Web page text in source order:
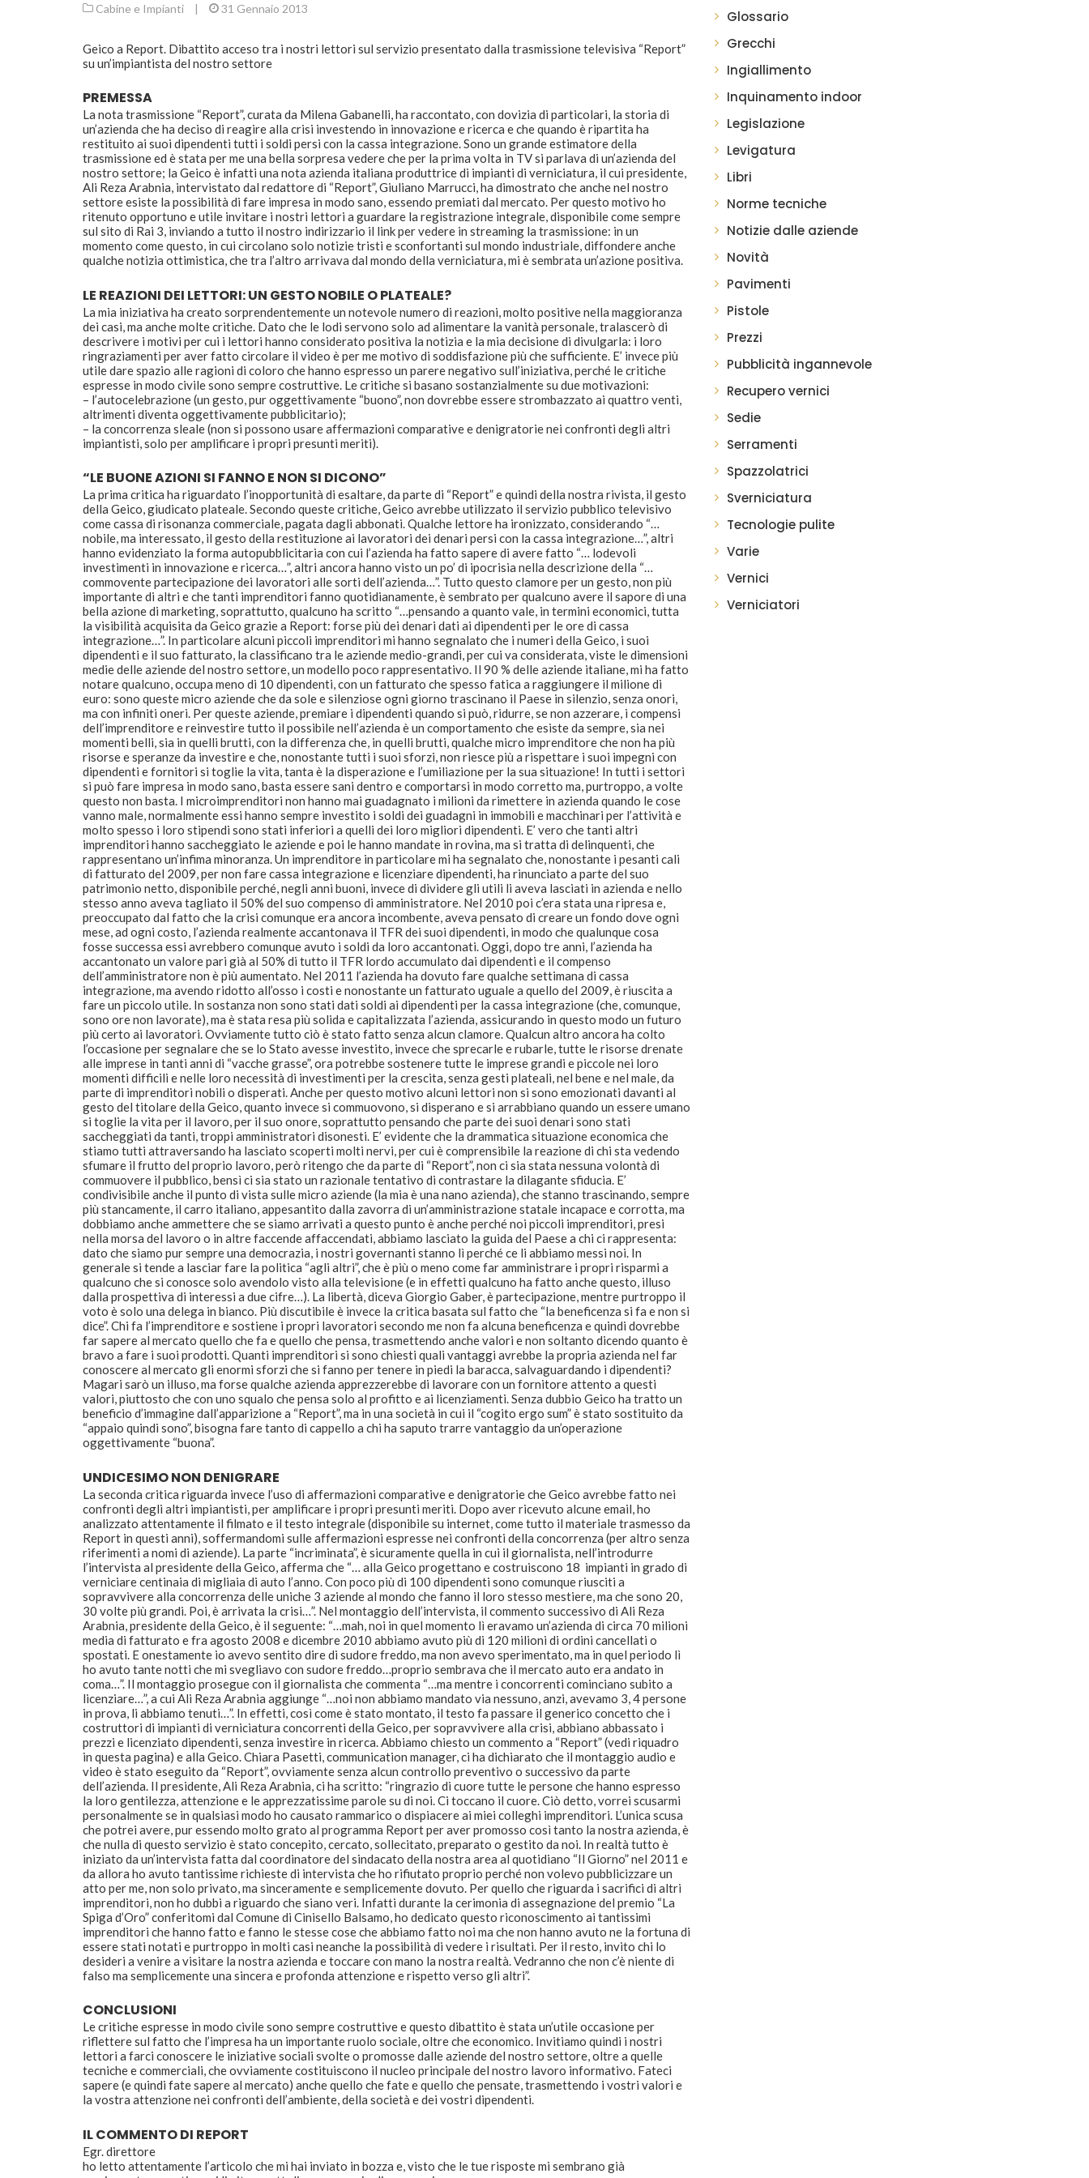
Cabine e Impianti | 31 Gennaio 2013
Geico a Report. Dibattito acceso tra i nostri lettori sul servizio presentato dalla trasmissione televisiva “Report”
su un’impiantista del nostro settore
PREMESSA
La nota trasmissione “Report”, curata da Milena Gabanelli, ha raccontato, con dovizia di particolari, la storia di
un’azienda che ha deciso di reagire alla crisi investendo in innovazione e ricerca e che quando è ripartita ha
restituito ai suoi dipendenti tutti i soldi persi con la cassa integrazione. Sono un grande estimatore della
trasmissione ed è stata per me una bella sorpresa vedere che per la prima volta in TV si parlava di un’azienda del
nostro settore; la Geico è infatti una nota azienda italiana produttrice di impianti di verniciatura, il cui presidente,
Ali Reza Arabnia, intervistato dal redattore di “Report”, Giuliano Marrucci, ha dimostrato che anche nel nostro
settore esiste la possibilità di fare impresa in modo sano, essendo premiati dal mercato. Per questo motivo ho
ritenuto opportuno e utile invitare i nostri lettori a guardare la registrazione integrale, disponibile come sempre
sul sito di Rai 3, inviando a tutto il nostro indirizzario il link per vedere in streaming la trasmissione: in un
momento come questo, in cui circolano solo notizie tristi e sconfortanti sul mondo industriale, diffondere anche
qualche notizia ottimistica, che tra l’altro arrivava dal mondo della verniciatura, mi è sembrata un’azione positiva.
LE REAZIONI DEI LETTORI: UN GESTO NOBILE O PLATEALE?
La mia iniziativa ha creato sorprendentemente un notevole numero di reazioni, molto positive nella maggioranza
dei casi, ma anche molte critiche. Dato che le lodi servono solo ad alimentare la vanità personale, tralascerò di
descrivere i motivi per cui i lettori hanno considerato positiva la notizia e la mia decisione di divulgarla: i loro
ringraziamenti per aver fatto circolare il video è per me motivo di soddisfazione più che sufficiente. E’ invece più
utile dare spazio alle ragioni di coloro che hanno espresso un parere negativo sull’iniziativa, perché le critiche
espresse in modo civile sono sempre costruttive. Le critiche si basano sostanzialmente su due motivazioni:
– l’autocelebrazione (un gesto, pur oggettivamente “buono”, non dovrebbe essere strombazzato ai quattro venti,
altrimenti diventa oggettivamente pubblicitario);
– la concorrenza sleale (non si possono usare affermazioni comparative e denigratorie nei confronti degli altri
impiantisti, solo per amplificare i propri presunti meriti).
“LE BUONE AZIONI SI FANNO E NON SI DICONO”
La prima critica ha riguardato l’inopportunità di esaltare, da parte di “Report” e quindi della nostra rivista, il gesto
della Geico, giudicato plateale. Secondo queste critiche, Geico avrebbe utilizzato il servizio pubblico televisivo
come cassa di risonanza commerciale, pagata dagli abbonati. Qualche lettore ha ironizzato, considerando “…
nobile, ma interessato, il gesto della restituzione ai lavoratori dei denari persi con la cassa integrazione…”, altri
hanno evidenziato la forma autopubblicitaria con cui l’azienda ha fatto sapere di avere fatto “… lodevoli
investimenti in innovazione e ricerca…”, altri ancora hanno visto un po’ di ipocrisia nella descrizione della “…
commovente partecipazione dei lavoratori alle sorti dell’azienda…”. Tutto questo clamore per un gesto, non più
importante di altri e che tanti imprenditori fanno quotidianamente, è sembrato per qualcuno avere il sapore di una
bella azione di marketing, soprattutto, qualcuno ha scritto “…pensando a quanto vale, in termini economici, tutta
la visibilità acquisita da Geico grazie a Report: forse più dei denari dati ai dipendenti per le ore di cassa
integrazione…”. In particolare alcuni piccoli imprenditori mi hanno segnalato che i numeri della Geico, i suoi
dipendenti e il suo fatturato, la classificano tra le aziende medio-grandi, per cui va considerata, viste le dimensioni
medie delle aziende del nostro settore, un modello poco rappresentativo. Il 90 % delle aziende italiane, mi ha fatto
notare qualcuno, occupa meno di 10 dipendenti, con un fatturato che spesso fatica a raggiungere il milione di
euro: sono queste micro aziende che da sole e silenziose ogni giorno trascinano il Paese in silenzio, senza onori,
ma con infiniti oneri. Per queste aziende, premiare i dipendenti quando si può, ridurre, se non azzerare, i compensi
dell’imprenditore e reinvestire tutto il possibile nell’azienda è un comportamento che esiste da sempre, sia nei
momenti belli, sia in quelli brutti, con la differenza che, in quelli brutti, qualche micro imprenditore che non ha più
risorse e speranze da investire e che, nonostante tutti i suoi sforzi, non riesce più a rispettare i suoi impegni con
dipendenti e fornitori si toglie la vita, tanta è la disperazione e l’umiliazione per la sua situazione! In tutti i settori
si può fare impresa in modo sano, basta essere sani dentro e comportarsi in modo corretto ma, purtroppo, a volte
questo non basta. I microimprenditori non hanno mai guadagnato i milioni da rimettere in azienda quando le cose
vanno male, normalmente essi hanno sempre investito i soldi dei guadagni in immobili e macchinari per l’attività e
molto spesso i loro stipendi sono stati inferiori a quelli dei loro migliori dipendenti. E’ vero che tanti altri
imprenditori hanno saccheggiato le aziende e poi le hanno mandate in rovina, ma si tratta di delinquenti, che
rappresentano un’infima minoranza. Un imprenditore in particolare mi ha segnalato che, nonostante i pesanti cali
di fatturato del 2009, per non fare cassa integrazione e licenziare dipendenti, ha rinunciato a parte del suo
patrimonio netto, disponibile perché, negli anni buoni, invece di dividere gli utili li aveva lasciati in azienda e nello
stesso anno aveva tagliato il 50% del suo compenso di amministratore. Nel 2010 poi c’era stata una ripresa e,
preoccupato dal fatto che la crisi comunque era ancora incombente, aveva pensato di creare un fondo dove ogni
mese, ad ogni costo, l’azienda realmente accantonava il TFR dei suoi dipendenti, in modo che qualunque cosa
fosse successa essi avrebbero comunque avuto i soldi da loro accantonati. Oggi, dopo tre anni, l’azienda ha
accantonato un valore pari già al 50% di tutto il TFR lordo accumulato dai dipendenti e il compenso
dell’amministratore non è più aumentato. Nel 2011 l’azienda ha dovuto fare qualche settimana di cassa
integrazione, ma avendo ridotto all’osso i costi e nonostante un fatturato uguale a quello del 2009, è riuscita a
fare un piccolo utile. In sostanza non sono stati dati soldi ai dipendenti per la cassa integrazione (che, comunque,
sono ore non lavorate), ma è stata resa più solida e capitalizzata l’azienda, assicurando in questo modo un futuro
più certo ai lavoratori. Ovviamente tutto ciò è stato fatto senza alcun clamore. Qualcun altro ancora ha colto
l’occasione per segnalare che se lo Stato avesse investito, invece che sprecarle e rubarle, tutte le risorse drenate
alle imprese in tanti anni di “vacche grasse”, ora potrebbe sostenere tutte le imprese grandi e piccole nei loro
momenti difficili e nelle loro necessità di investimenti per la crescita, senza gesti plateali, nel bene e nel male, da
parte di imprenditori nobili o disperati. Anche per questo motivo alcuni lettori non si sono emozionati davanti al
gesto del titolare della Geico, quanto invece si commuovono, si disperano e si arrabbiano quando un essere umano
si toglie la vita per il lavoro, per il suo onore, soprattutto pensando che parte dei suoi denari sono stati
saccheggiati da tanti, troppi amministratori disonesti. E’ evidente che la drammatica situazione economica che
stiamo tutti attraversando ha lasciato scoperti molti nervi, per cui è comprensibile la reazione di chi sta vedendo
sfumare il frutto del proprio lavoro, però ritengo che da parte di “Report”, non ci sia stata nessuna volontà di
commuovere il pubblico, bensì ci sia stato un razionale tentativo di contrastare la dilagante sfiducia. E’
condivisibile anche il punto di vista sulle micro aziende (la mia è una nano azienda), che stanno trascinando, sempre
più stancamente, il carro italiano, appesantito dalla zavorra di un’amministrazione statale incapace e corrotta, ma
dobbiamo anche ammettere che se siamo arrivati a questo punto è anche perché noi piccoli imprenditori, presi
nella morsa del lavoro o in altre faccende affaccendati, abbiamo lasciato la guida del Paese a chi ci rappresenta:
dato che siamo pur sempre una democrazia, i nostri governanti stanno lì perché ce li abbiamo messi noi. In
generale si tende a lasciar fare la politica “agli altri”, che è più o meno come far amministrare i propri risparmi a
qualcuno che si conosce solo avendolo visto alla televisione (e in effetti qualcuno ha fatto anche questo, illuso
dalla prospettiva di interessi a due cifre…). La libertà, diceva Giorgio Gaber, è partecipazione, mentre purtroppo il
voto è solo una delega in bianco. Più discutibile è invece la critica basata sul fatto che “la beneficenza si fa e non si
dice”. Chi fa l’imprenditore e sostiene i propri lavoratori secondo me non fa alcuna beneficenza e quindi dovrebbe
far sapere al mercato quello che fa e quello che pensa, trasmettendo anche valori e non soltanto dicendo quanto è
bravo a fare i suoi prodotti. Quanti imprenditori si sono chiesti quali vantaggi avrebbe la propria azienda nel far
conoscere al mercato gli enormi sforzi che si fanno per tenere in piedi la baracca, salvaguardando i dipendenti?
Magari sarò un illuso, ma forse qualche azienda apprezzerebbe di lavorare con un fornitore attento a questi
valori, piuttosto che con uno squalo che pensa solo al profitto e ai licenziamenti. Senza dubbio Geico ha tratto un
beneficio d’immagine dall’apparizione a “Report”, ma in una società in cui il “cogito ergo sum” è stato sostituito da
“appaio quindi sono”, bisogna fare tanto di cappello a chi ha saputo trarre vantaggio da un’operazione
oggettivamente “buona”.
UNDICESIMO NON DENIGRARE
La seconda critica riguarda invece l’uso di affermazioni comparative e denigratorie che Geico avrebbe fatto nei
confronti degli altri impiantisti, per amplificare i propri presunti meriti. Dopo aver ricevuto alcune email, ho
analizzato attentamente il filmato e il testo integrale (disponibile su internet, come tutto il materiale trasmesso da
Report in questi anni), soffermandomi sulle affermazioni espresse nei confronti della concorrenza (per altro senza
riferimenti a nomi di aziende). La parte “incriminata”, è sicuramente quella in cui il giornalista, nell’introdurre
l’intervista al presidente della Geico, afferma che “… alla Geico progettano e costruiscono 18 impianti in grado di
verniciare centinaia di migliaia di auto l’anno. Con poco più di 100 dipendenti sono comunque riusciti a
sopravvivere alla concorrenza delle uniche 3 aziende al mondo che fanno il loro stesso mestiere, ma che sono 20,
30 volte più grandi. Poi, è arrivata la crisi…”. Nel montaggio dell’intervista, il commento successivo di Ali Reza
Arabnia, presidente della Geico, è il seguente: “…mah, noi in quel momento lì eravamo un’azienda di circa 70 milioni
media di fatturato e fra agosto 2008 e dicembre 2010 abbiamo avuto più di 120 milioni di ordini cancellati o
spostati. E onestamente io avevo sentito dire di sudore freddo, ma non avevo sperimentato, ma in quel periodo lì
ho avuto tante notti che mi svegliavo con sudore freddo…proprio sembrava che il mercato auto era andato in
coma…”. Il montaggio prosegue con il giornalista che commenta “…ma mentre i concorrenti cominciano subito a
licenziare…”, a cui Ali Reza Arabnia aggiunge “…noi non abbiamo mandato via nessuno, anzi, avevamo 3, 4 persone
in prova, li abbiamo tenuti…”. In effetti, così come è stato montato, il testo fa passare il generico concetto che i
costruttori di impianti di verniciatura concorrenti della Geico, per sopravvivere alla crisi, abbiano abbassato i
prezzi e licenziato dipendenti, senza investire in ricerca. Abbiamo chiesto un commento a “Report” (vedi riquadro
in questa pagina) e alla Geico. Chiara Pasetti, communication manager, ci ha dichiarato che il montaggio audio e
video è stato eseguito da “Report”, ovviamente senza alcun controllo preventivo o successivo da parte
dell’azienda. Il presidente, Ali Reza Arabnia, ci ha scritto: “ringrazio di cuore tutte le persone che hanno espresso
la loro gentilezza, attenzione e le apprezzatissime parole su di noi. Ci toccano il cuore. Ciò detto, vorrei scusarmi
personalmente se in qualsiasi modo ho causato rammarico o dispiacere ai miei colleghi imprenditori. L’unica scusa
che potrei avere, pur essendo molto grato al programma Report per aver promosso così tanto la nostra azienda, è
che nulla di questo servizio è stato concepito, cercato, sollecitato, preparato o gestito da noi. In realtà tutto è
iniziato da un’intervista fatta dal coordinatore del sindacato della nostra area al quotidiano “Il Giorno” nel 2011 e
da allora ho avuto tantissime richieste di intervista che ho rifiutato proprio perché non volevo pubblicizzare un
atto per me, non solo privato, ma sinceramente e semplicemente dovuto. Per quello che riguarda i sacrifici di altri
imprenditori, non ho dubbi a riguardo che siano veri. Infatti durante la cerimonia di assegnazione del premio “La
Spiga d’Oro” conferitomi dal Comune di Cinisello Balsamo, ho dedicato questo riconoscimento ai tantissimi
imprenditori che hanno fatto e fanno le stesse cose che abbiamo fatto noi ma che non hanno avuto ne la fortuna di
essere stati notati e purtroppo in molti casi neanche la possibilità di vedere i risultati. Per il resto, invito chi lo
desideri a venire a visitare la nostra azienda e toccare con mano la nostra realtà. Vedranno che non c’è niente di
falso ma semplicemente una sincera e profonda attenzione e rispetto verso gli altri”.
CONCLUSIONI
Le critiche espresse in modo civile sono sempre costruttive e questo dibattito è stata un’utile occasione per
riflettere sul fatto che l’impresa ha un importante ruolo sociale, oltre che economico. Invitiamo quindi i nostri
lettori a farci conoscere le iniziative sociali svolte o promosse dalle aziende del nostro settore, oltre a quelle
tecniche e commerciali, che ovviamente costituiscono il nucleo principale del nostro lavoro informativo. Fateci
sapere (e quindi fate sapere al mercato) anche quello che fate e quello che pensate, trasmettendo i vostri valori e
la vostra attenzione nei confronti dell’ambiente, della società e dei vostri dipendenti.
IL COMMENTO DI REPORT
Egr. direttore
ho letto attentamente l’articolo che mi hai inviato in bozza e, visto che le tue risposte mi sembrano già
Glossario
Grecchi
Ingiallimento
Inquinamento indoor
Legislazione
Levigatura
Libri
Norme tecniche
Notizie dalle aziende
Novità
Pavimenti
Pistole
Prezzi
Pubblicità ingannevole
Recupero vernici
Sedie
Serramenti
Spazzolatrici
Sverniciatura
Tecnologie pulite
Varie
Vernici
Verniciatori